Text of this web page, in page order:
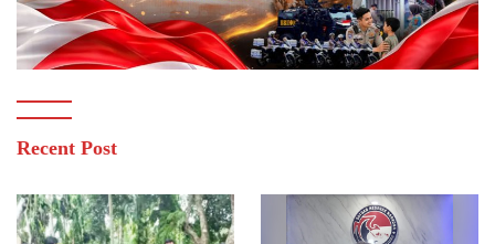
Recent Post